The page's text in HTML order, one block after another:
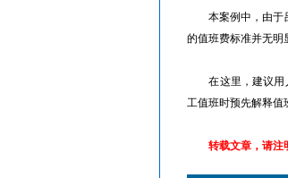
本案例中，由于吕
的值班费标准并无明
在这里，建议用人
工值班时预先解释值
转载文章，请注